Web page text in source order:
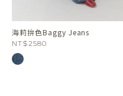
海莉拚色Baggy Jeans
NT$2580